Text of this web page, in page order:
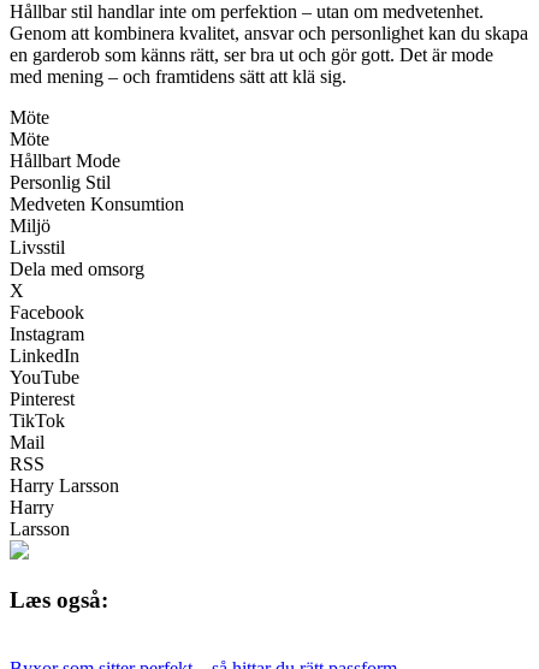
Hållbar stil handlar inte om perfektion – utan om medvetenhet.
Genom att kombinera kvalitet, ansvar och personlighet kan du skapa
en garderob som känns rätt, ser bra ut och gör gott. Det är mode
med mening – och framtidens sätt att klä sig.
Möte
Möte
Hållbart Mode
Personlig Stil
Medveten Konsumtion
Miljö
Livsstil
Dela med omsorg
X
Facebook
Instagram
LinkedIn
YouTube
Pinterest
TikTok
Mail
RSS
Harry Larsson
Harry
Larsson
Læs også: